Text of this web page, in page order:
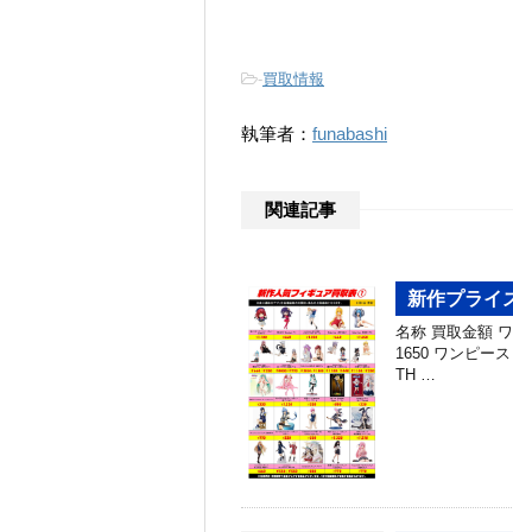
-買取情報
執筆者： funabashi
関連記事
新作プライ
名称 買取金額
1650 ワンピー
TH …